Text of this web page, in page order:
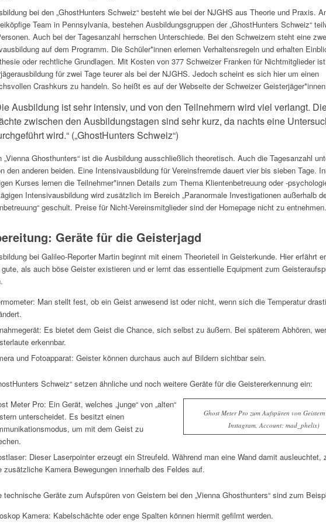
bei den „GhostHunters Schweiz“ besteht wie bei der NJGHS aus Theorie und Praxis.
Team in Pennsylvania, bestehen Ausbildungsgruppen der „GhostHunters Schweiz“
Auch bei der Tagesanzahl herrschen Unterschiede. Bei den Schweizern steht eine
auf dem Programm. Die Schüler*innen erlernen Verhaltensregeln und erhalten
oder rechtliche Grundlagen. Mit Kosten von 377 Schweizer Franken für Nichtmitglieder
für zwei Tage teurer als bei der NJGHS. Jedoch scheint es sich hier um einen
Crashkurs zu handeln. So heißt es auf der Webseite der Schweizer
Ausbildung ist sehr intensiv, und von den Teilnehmern wird viel verlangt.
zwischen den Ausbildungstagen sind sehr kurz, da nachts eine
wird.“ („GhostHunters Schweiz“)
„Vienna Ghosthunters“ ist die Ausbildung ausschließlich theoretisch. Auch die Tagesanzahl
den anderen beiden. Eine Intensivausbildung für Vereinsfremde dauert vier bis sieben Tage.
Kurses lernen die Teilnehmer*innen Details zum Thema Klientenbetreuung oder -
Intensivausbildung wird zusätzlich im Bereich „Paranormale Investigationen außerhalb
geschult. Preise für Nicht-Vereinsmitglieder sind der Homepage nicht zu entnehmen.
Geräte für die Geisterjagd
bei Galileo-Reporter Martin beginnt mit einem Theorieteil in Geisterkunde. Hier erfährt
als auch böse Geister existieren und er lernt das essentielle Equipment zum
Man stellt fest, ob ein Geist anwesend ist oder nicht, wenn sich die Temperatur
Es bietet dem Geist die Chance, sich selbst zu äußern. Bei späterem Abhören,
erkennbar.
und Fotoapparat: Geister können durchaus auch auf Bildern sichtbar sein.
Schweiz“ setzen ähnliche und noch weitere Geräte für die Geistererkennung ein:
Ghost Meter Pro zum Aufspüren von
Instagram, Account: mad_phelix)
Meter Pro: Ein Gerät, welches „junge“ von „alten“
unterscheidet. Es besitzt einen
um mit dem Geist zu
Dieser Laserpointer erzeugt ein Streufeld. Während man eine Wand damit ausleuchtet,
zusätzliche Kamera Bewegungen innerhalb des Feldes auf.
technische Geräte zum Aufspüren von Geistern bei den „Vienna Ghosthunters“ sind zum
Kamera: Kabelschächte oder enge Spalten können hiermit gefilmt werden.